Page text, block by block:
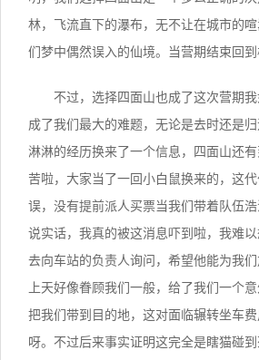
林，飞流直下的瀑布，无不让在城市的
们梦中偶然误入的仙境。当营期结束回
不过，选择四面山也成了这次营期
成了我们最大的难题，无论是去时还是
淋淋的经历换来了一个信息，四面山还
苦啦，大家当了一回小白鼠换来的，这
误，没有提前派人买票当我们带着队伍
说实话，我真的被这消息吓到啦，我难
去向车站的负责人询问，希望他能为我
上天好像眷顾我们一般，给了我们一个
把我们带到目的地，这对面临辗转坐车
呀。不过后来事实证明这完全是瞎猫碰